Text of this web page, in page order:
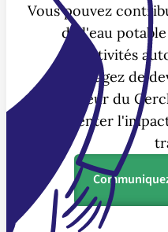
Vous pouvez
de l'eau
collectivités
Envisagez de
investisseur du
augmenter